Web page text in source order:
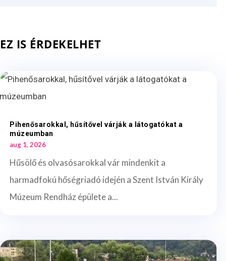
EZ IS ÉRDEKELHET
Pihenősarokkal, hűsítővel várják a látogatókat a
múzeumban
aug 1, 2026
Hűsölő és olvasósarokkal vár mindenkit a
harmadfokú hőségriadó idején a Szent István Király
Múzeum Rendház épülete a...